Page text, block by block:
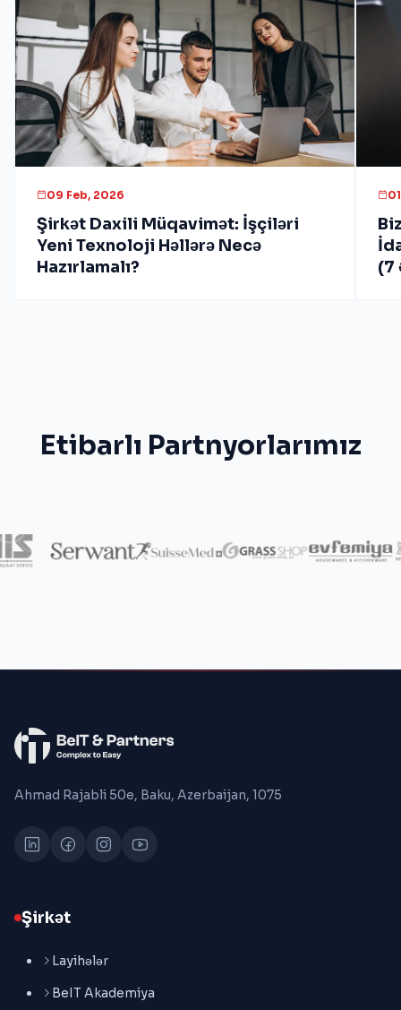
09 Feb, 2026
Şirkət Daxili Müqavimət: İşçiləri
Yeni Texnoloji Həllərə Necə
Hazırlamalı?
(7
Etibarlı Partnyorlarımız
Ahmad Rajabli 50e, Baku, Azerbaijan, 1075
Şirkət
Layihələr
BeIT Akademiya